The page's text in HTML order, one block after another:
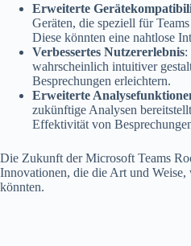
Erweiterte
Geräten, die speziell für
Diese könnten eine nahtlose
Verbessertes Nutzererlebnis:
wahrscheinlich intuitiver
Besprechungen erleichtern.
Erweiterte
zukünftige Analysen
Effektivität von
Die Zukunft der Microsoft Teams
Innovationen, die die Art und
könnten.